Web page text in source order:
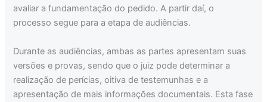
avaliar a fundamentação do pedido. A partir daí, o
processo segue para a etapa de audiências.
Durante as audiências, ambas as partes apresentam suas
versões e provas, sendo que o juiz pode determinar a
realização de perícias, oitiva de testemunhas e a
apresentação de mais informações documentais. Esta fase